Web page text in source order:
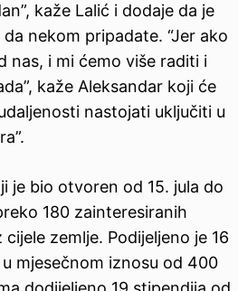
kaže Lalić i dodaje da je
nekom pripadate. “Jer ako
nas, i mi ćemo više raditi i
kaže Aleksandar koji će
nastojati uključiti u
je bio otvoren od 15. jula do
180 zainteresiranih
zemlje. Podijeljeno je 16
mjesečnom iznosu od 400